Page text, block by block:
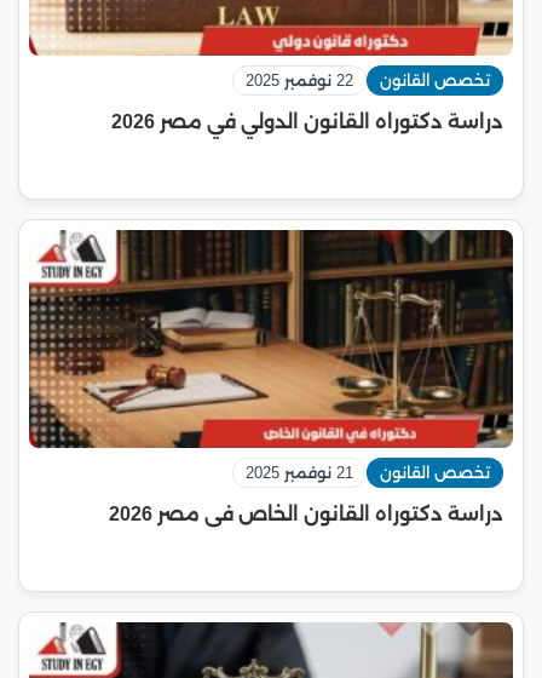
تخصص القانون 22 نوفمبر 2025
دراسة دكتوراه القانون الدولي في مصر 2026
تخصص القانون 21 نوفمبر 2025
دراسة دكتوراه القانون الخاص فى مصر 2026